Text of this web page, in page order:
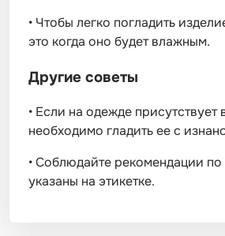
• Чтобы легко погладить
это когда оно будет влажным.
Другие советы
• Если на одежде присутствует
необходимо гладить ее с
•Соблюдайте рекомендации по
указаны на этикетке.